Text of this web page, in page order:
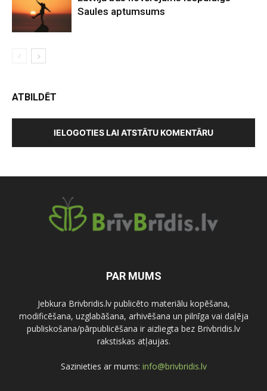
Saules aptumsums
ATBILDĒT
IELOGOTIES LAI ATSTĀTU KOMENTĀRU
PAR MUMS
Jebkura Brivbridis.lv publicēto materiālu kopēšana,
modificēšana, uzglabāšana, arhivēšana un pilnīga vai daļēja
publiskošana/pārpublicēšana ir aizliegta bez Brivbridis.lv
rakstiskas atļaujas.
Sazinieties ar mums: info@brivbridis.lv